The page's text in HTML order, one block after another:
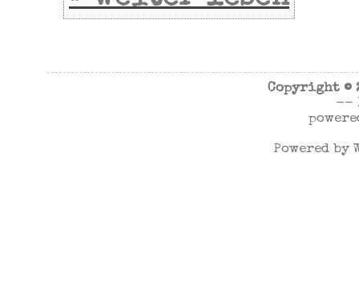
Copyright ©
--
Powered by